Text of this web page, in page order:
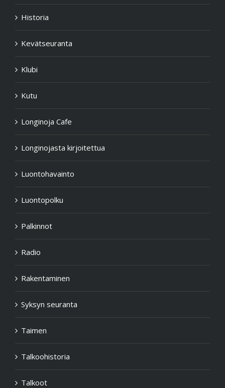
Historia
Kevätseuranta
Klubi
Kutu
Longinoja Cafe
Longinojasta kirjoitettua
Luontohavainto
Luontopolku
Palkinnot
Radio
Rakentaminen
Syksyn seuranta
Taimen
Talkoohistoria
Talkoot